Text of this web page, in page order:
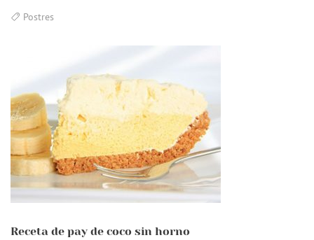
Postres
Receta de pay de coco sin horno